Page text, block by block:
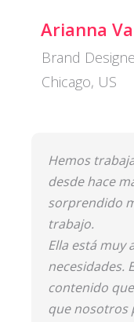
Arianna
Brand
Chicago, US
Hemos
desde hace
sorprendido
trabajo.
Ella está muy
necesidades.
contenido
que nosotros